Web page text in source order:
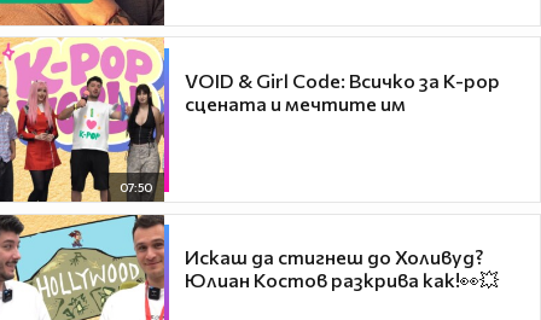
07:50
VOID & Girl Code: Всичко за K-pop
сцената и мечтите им
Искаш да стигнеш до Холивуд?
Юлиан Костов разкрива как!👀💥